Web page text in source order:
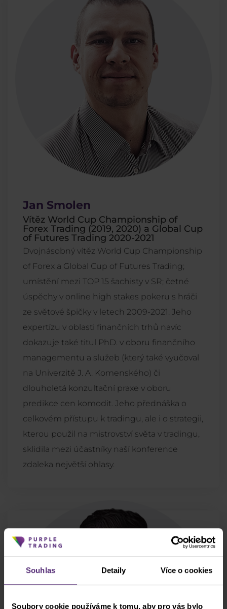
Souhlas Detaily Více o cookies
Soubory cookie používáme k tomu, aby pro vás bylo
Jan Smolen
Vítěz World Cup Championship of
Forex Trading (2019, 2020) a Global Cup
of Futures Trading 2020-2021
Dvojnásobný vítěz World Cup Championship
of Forex a Global Cup of Futures Trading;
umístění mezi TOP 15 šachisty v SR; četné
úspěchy v online high stakes pokeru s hráči
ze světové špičky v letech 2009-2021. Jeho
expertízu v oblasti finančních trhů navíc
dokazuje také titul PhD. v oboru finančního
managementu a služeb (který také vyučoval
na Univerzitě J. A. Komenského) či
dlouholetá konzultační praxe v oboru
predikce cen komodit. Jeho přednáška o
celkovém přístupu k tradingu, ale i o strategii,
kterou použil na mistrovství světa v tradingu,
sklidila mezi účastníky naší konference
zdaleka největší ohlasy.